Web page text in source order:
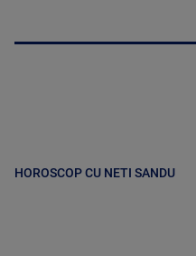
HOROSCOP CU NETI SANDU